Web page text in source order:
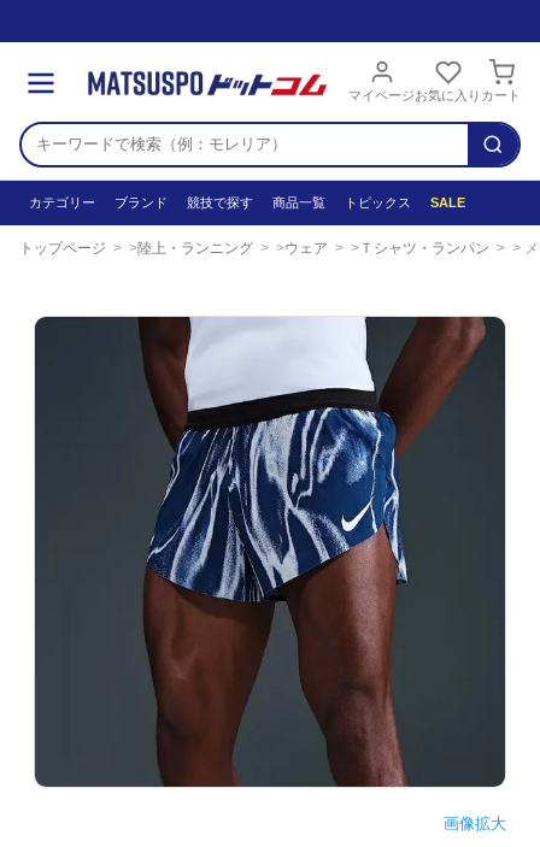
マイページお気に入り カート
カテゴリー ブランド 競技で探す 商品一覧 トピックス SALE
トップページ 陸上・ランニング ウェア Ｔシャツ・ランパン メー
画像拡大